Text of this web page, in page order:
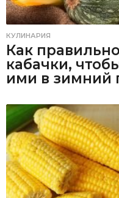
КУЛИНАРИЯ
Как
кабачки,
ими в зимний